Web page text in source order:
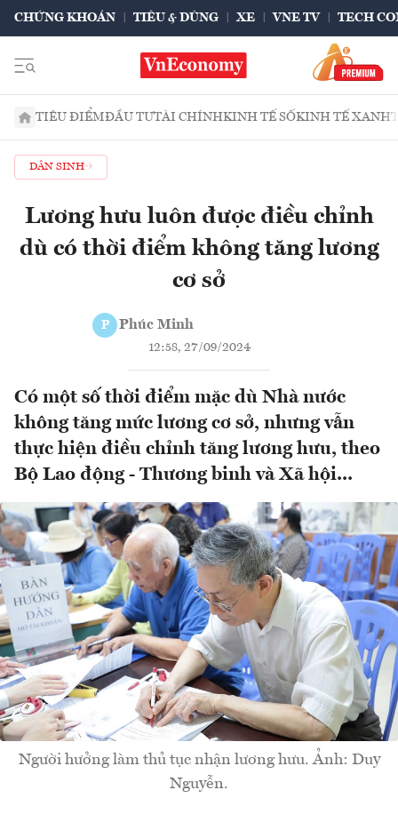
CHỨNG KHOÁN TIÊU & DÙNG XE VNE TV TECH
TIÊU ĐIỂMĐẦU TƯTÀI CHÍNHKINH TẾ SỐKINH TẾ XANH
DÂN SINH
Lương hưu luôn được điều chỉnh
dù có thời điểm không tăng lương
cơ sở
P Phúc Minh
12:58, 27/09/2024
Có một số thời điểm mặc dù Nhà nước
không tăng mức lương cơ sở, nhưng vẫn
thực hiện điều chỉnh tăng lương hưu, theo
Bộ Lao động - Thương binh và Xã hội...
Người hưởng làm thủ tục nhận lương hưu. Ảnh: Duy
Nguyễn.